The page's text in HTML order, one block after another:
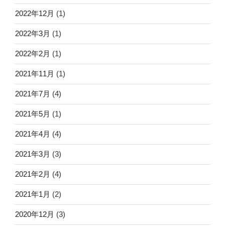
2022年12月 (1)
2022年3月 (1)
2022年2月 (1)
2021年11月 (1)
2021年7月 (4)
2021年5月 (1)
2021年4月 (4)
2021年3月 (3)
2021年2月 (4)
2021年1月 (2)
2020年12月 (3)